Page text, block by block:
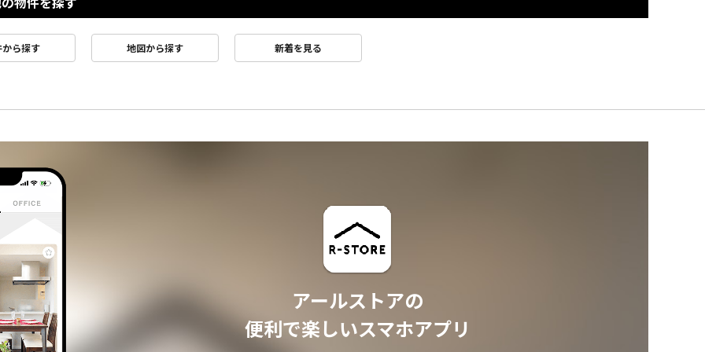
から探す 地図から探す 新着を見る
アールストアの
便利で楽しいスマホアプリ